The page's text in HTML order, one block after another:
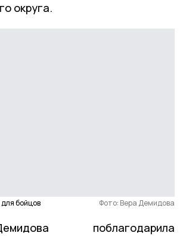
округа.
бойцов Фото: Вера Демидова
поблагодарила